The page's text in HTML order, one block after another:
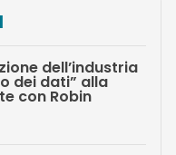
dell’industria
dei dati” alla
con Robin